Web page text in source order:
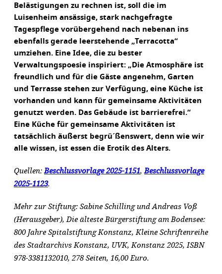
Belästigungen zu rechnen ist, soll die im
Luisenheim ansässige, stark nachgefragte
Tagespflege vorübergehend nach nebenan ins
ebenfalls gerade leerstehende „Terracotta“
umziehen. Eine Idee, die zu bester
Verwaltungspoesie inspiriert: „Die Atmosphäre ist
freundlich und für die Gäste angenehm, Garten
und Terrasse stehen zur Verfügung, eine Küche ist
vorhanden und kann für gemeinsame Aktivitäten
genutzt werden. Das Gebäude ist barrierefrei.“
Eine Küche für gemeinsame Aktivitäten ist
tatsächlich äußerst begrü´ßenswert, denn wie wir
alle wissen, ist essen die Erotik des Alters.
Quellen: Beschlussvorlage 2025-1151,Beschlussvorlage
2025-1123.
Mehr zur Stiftung: Sabine Schilling und Andreas Voß
(Herausgeber), Die älteste Bürgerstiftung am Bodensee:
800 Jahre Spitalstiftung Konstanz, Kleine Schriftenreihe
des Stadtarchivs Konstanz, UVK, Konstanz 2025, ISBN
‎978-3381132010, 278 Seiten, 16,00 Euro.